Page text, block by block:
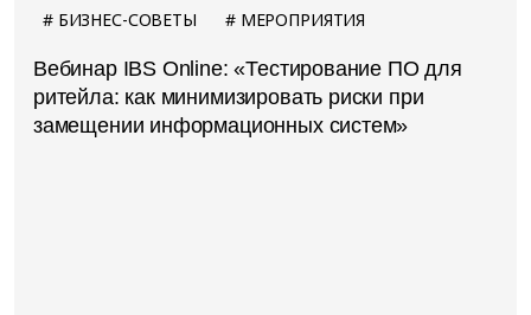
БИЗНЕС-СОВЕТЫ МЕРОПРИЯТИЯ
Вебинар IBS Online: «Тестирование ПО для
ритейла: как минимизировать риски при
замещении информационных систем»